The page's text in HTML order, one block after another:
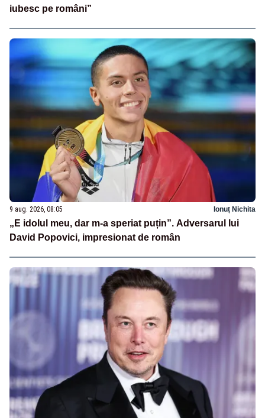
iubesc pe români”
9 aug. 2026, 08:05 Ionuț Nichita
„E idolul meu, dar m-a speriat puțin”. Adversarul lui
David Popovici, impresionat de român